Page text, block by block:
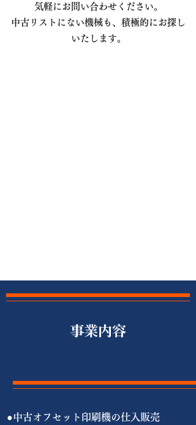
気軽にお問い合わせください。
中古リストにない機械も、積極的にお探し
いたします。
​​事業内容
●中古オフセット印刷機の仕入販売